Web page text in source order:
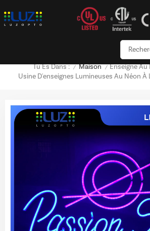
Tu Es Dans : / Maison / Enseigne Au
Usine D'enseignes Lumineuses Au Néon À